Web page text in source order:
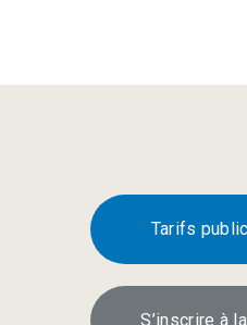
Tarifs
S’inscrire à